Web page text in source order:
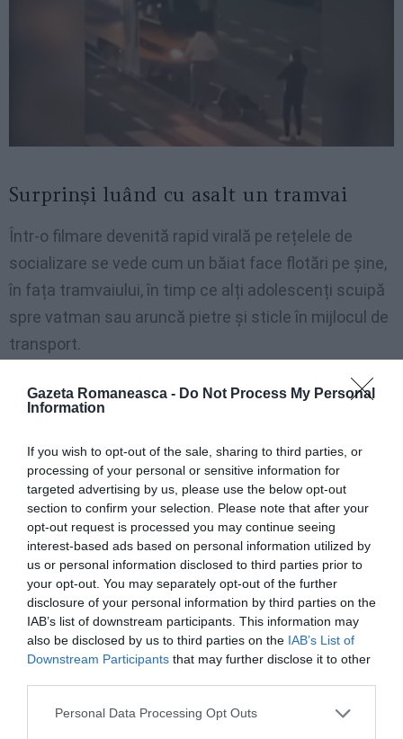
Gazeta Romaneasca - Do Not Process My Personal
Information
If you wish to opt-out of the sale, sharing to third parties, or
processing of your personal or sensitive information for
targeted advertising by us, please use the below opt-out
section to confirm your selection. Please note that after your
opt-out request is processed you may continue seeing
interest-based ads based on personal information utilized by
us or personal information disclosed to third parties prior to
your opt-out. You may separately opt-out of the further
disclosure of your personal information by third parties on the
IAB’s list of downstream participants. This information may
also be disclosed by us to third parties on the IAB’s List of
Downstream Participants that may further disclose it to other
Personal Data Processing Opt Outs
Surprinși luând cu asalt un tramvai
Într-o filmare devenită rapid virală pe rețelele de
socializare se vede cum un băiat face flotări pe șine,
în fața tramvaiului, în timp ce alți adolescenți scuipă
spre vatman sau aruncă pietre și sticle în mijlocul de
transport.
Imediat ce calea îi este eliberată, vatmanul își reia
cursa, relatează publicația
Imaginile au stârnit imediat dezbateri în mediul
online, mai ales că acest episod violent nu este deloc
unul izolat. Incidente similare s-au mai produs în
oraș, ceea ce stârnește revolta milanezilor, care spun
că nu se mai simt în siguranță pe străzi.
„Un oraș scăpat de sub control”
, a scris
europarlamentarul italian Angelo Ciocca, revoltat de
faptul că autoritățile municipale nu intervin cu
străzile orașului.